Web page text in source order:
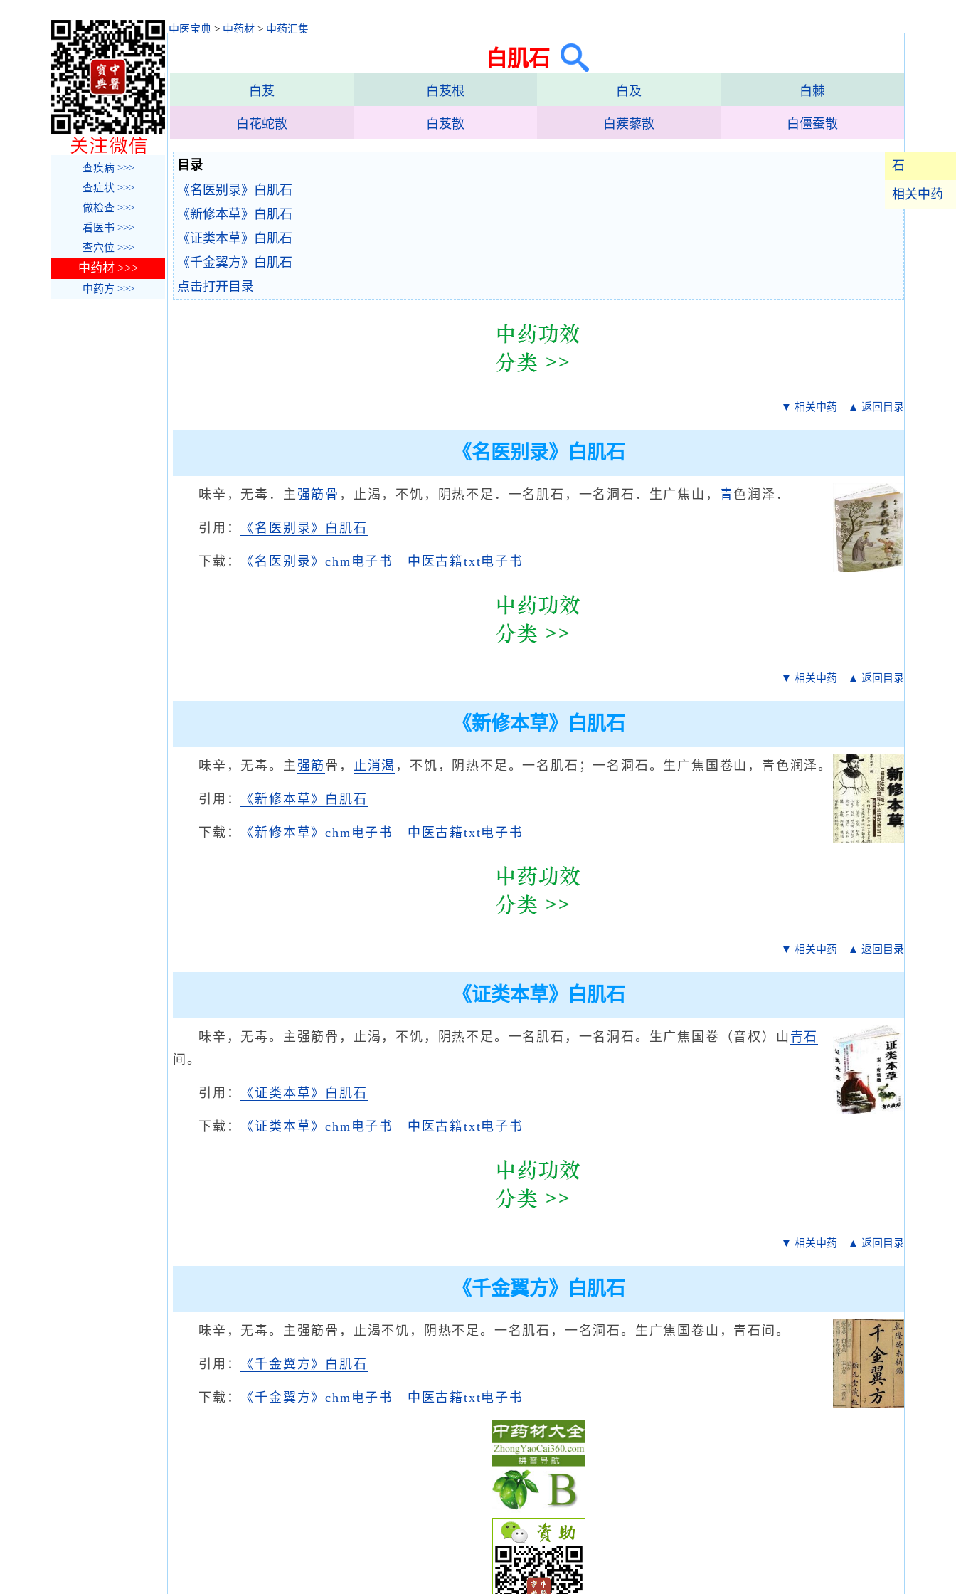
中医宝典 > 中药材 > 中药汇集
白肌石
白芨 白芨根 白及 白棘
白花蛇散 白芨散 白蒺藜散 白僵蚕散
石
相关中药
目录
《名医别录》白肌石
《新修本草》白肌石
《证类本草》白肌石
《千金翼方》白肌石
点击打开目录
▼ 相关中药 ▲ 返回目录
《名医别录》白肌石
味辛，无毒．主 强筋骨 ，止渴，不饥，阴热不足．一名肌石，一名洞石．生广焦山， 青色润泽．
引用： 《名医别录》白肌石
下载： 《名医别录》chm电子书 中医古籍txt电子书
▼ 相关中药 ▲ 返回目录
《新修本草》白肌石
味辛，无毒。主 强筋 骨， 止消渴 ，不饥，阴热不足。一名肌石；一名洞石。生广焦国卷山，青色润泽。
引用： 《新修本草》白肌石
下载： 《新修本草》chm电子书 中医古籍txt电子书
▼ 相关中药 ▲ 返回目录
《证类本草》白肌石
味辛，无毒。主强筋骨，止渴，不饥，阴热不足。一名肌石，一名洞石。生广焦国卷（音权）山 青石
间。
引用： 《证类本草》白肌石
下载： 《证类本草》chm电子书 中医古籍txt电子书
▼ 相关中药 ▲ 返回目录
《千金翼方》白肌石
味辛，无毒。主强筋骨，止渴不饥，阴热不足。一名肌石，一名洞石。生广焦国卷山，青石间。
引用： 《千金翼方》白肌石
下载： 《千金翼方》chm电子书 中医古籍txt电子书
查疾病 >>>
查症状 >>>
做检查 >>>
看医书 >>>
查穴位 >>>
中药材 >>>
中药方 >>>